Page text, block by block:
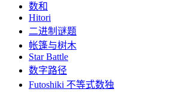
数和
Hitori
二进制谜题
帐篷与树木
Star Battle
数字路径
Futoshiki 不等式数独